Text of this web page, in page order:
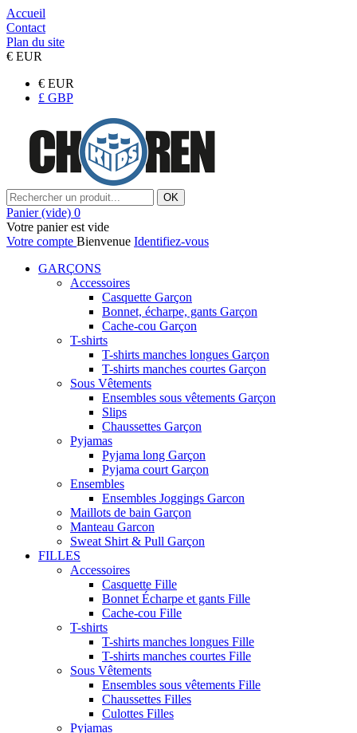
Accueil
Contact
Plan du site
€ EUR
€ EUR
£ GBP
OK
Panier (vide) 0
Votre panier est vide
Votre compte Bienvenue Identifiez-vous
GARÇONS
Accessoires
Casquette Garçon
Bonnet, écharpe, gants Garçon
Cache-cou Garçon
T-shirts
T-shirts manches longues Garçon
T-shirts manches courtes Garçon
Sous Vêtements
Ensembles sous vêtements Garçon
Slips
Chaussettes Garçon
Pyjamas
Pyjama long Garçon
Pyjama court Garçon
Ensembles
Ensembles Joggings Garcon
Maillots de bain Garçon
Manteau Garcon
Sweat Shirt & Pull Garçon
FILLES
Accessoires
Casquette Fille
Bonnet Écharpe et gants Fille
Cache-cou Fille
T-shirts
T-shirts manches longues Fille
T-shirts manches courtes Fille
Sous Vêtements
Ensembles sous vêtements Fille
Chaussettes Filles
Culottes Filles
Pyjamas